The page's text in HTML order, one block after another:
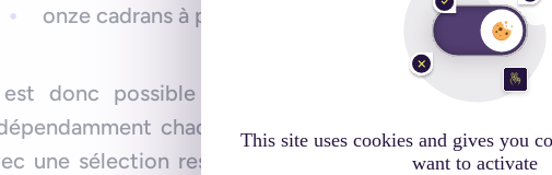
This site uses cookies and gives you
want to activate
onze cadrans à personnaliser à volonté
donc possible de se constituer sa propre
chaque élément. Mais Apple
une sélection restreinte d’éléments qui sont